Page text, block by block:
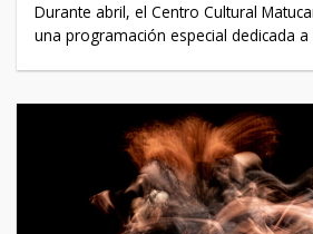
Durante abril, el Centro Cultural
una programación especial dedicada a